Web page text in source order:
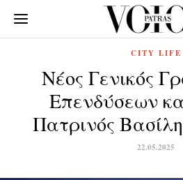
CITY LIFE
Νέος Γενικός
Επενδύσεων
Πατρινός
22.05.2025